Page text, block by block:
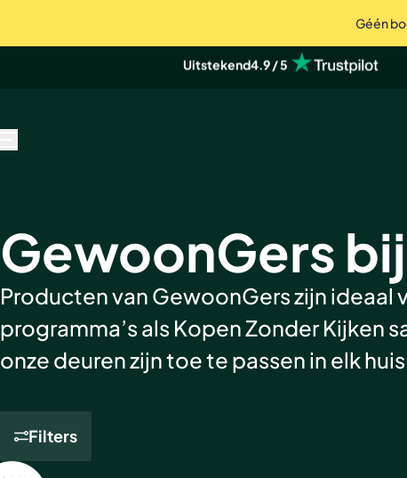
Géén
Uitstekend4.9 / 5
op Trustpilot
MENU
GewoonGers
Producten van GewoonGers zijn
programma’s als Kopen Zonder Kijken
onze deuren zijn toe te passen in elk
Filters